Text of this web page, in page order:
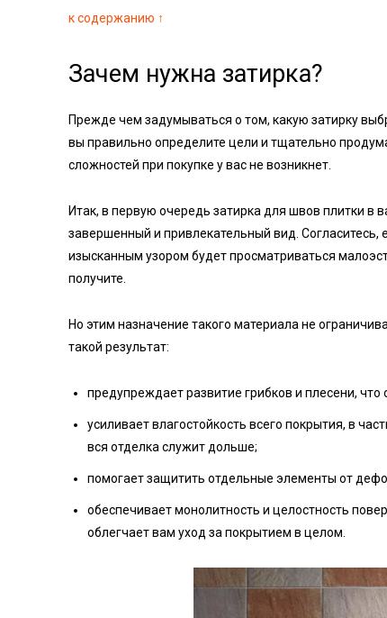
к содержанию ↑
Зачем нужна затирка?
Прежде чем задумываться о том, какую затирку
вы правильно определите цели и тщательно
сложностей при покупке у вас не возникнет.
Итак, в первую очередь затирка для швов плитки в
завершенный и привлекательный вид.
изысканным узором будет просматриваться
получите.
Но этим назначение такого материала не
такой результат:
предупреждает развитие грибков и плесени,
усиливает влагостойкость всего покрытия, в
вся отделка служит дольше;
помогает защитить отдельные элементы от
обеспечивает монолитность и целостность
облегчает вам уход за покрытием в целом.